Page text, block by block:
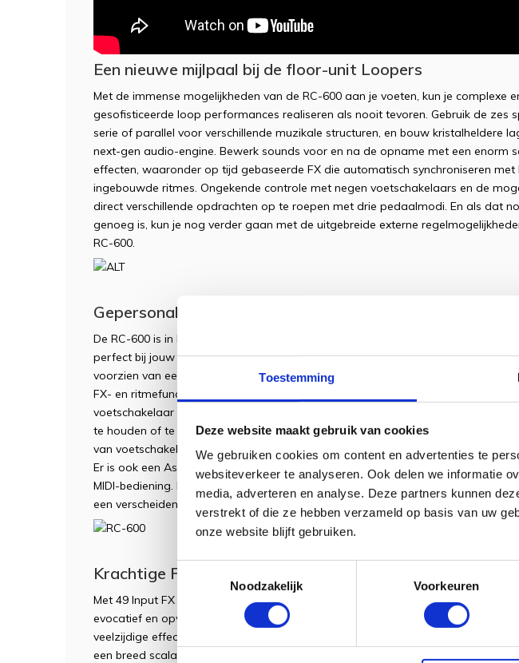
Toestemming
Deze website maakt gebruik van cookies
We gebruiken cookies om content en advertenties te
websiteverkeer te analyseren. Ook delen we informatie
media, adverteren en analyse. Deze partners kunnen
verstrekt of die ze hebben verzameld op basis van uw
onze website blijft gebruiken.
Toestemmingsselectie
Noodzakelijk
Voorkeuren
Een nieuwe mijlpaal bij de floor-unit Loopers
Met de immense mogelijkheden van de RC-600 aan je voeten, kun je complexe
gesofisticeerde loop performances realiseren als nooit tevoren. Gebruik de zes
serie of parallel voor verschillende muzikale structuren, en bouw kristalheldere
next-gen audio-engine. Bewerk sounds voor en na de opname met een enorm
effecten, waaronder op tijd gebaseerde FX die automatisch synchroniseren met
ingebouwde ritmes. Ongekende controle met negen voetschakelaars en de
direct verschillende opdrachten op te roepen met drie pedaalmodi. En als dat
genoeg is, kun je nog verder gaan met de uitgebreide externe
RC-600.
Gepersonaliseerde bediening
De RC-600 is in hoge mate aanpasbaar, zodat je de looper zo kunt configureren
perfect bij jouw persoonlijke workflow past. De voetschakelaars en pedaalmodi
voorzien van een groot aantal toewijsbare CTL-parameters, waaronder track-
FX- en ritmefuncties, tap-tempo en nog veel meer. In sommige gevallen kun je
voetschakelaar gebruiken om verschillende functies te activeren door ze in te
te houden of te dubbelklikken. Twee control jacks zijn ook beschikbaar voor het
van voetschakelaars of expressiepedalen, en elk heeft zijn eigen specifieke set
Er is ook een Assign-functie om 16 verschillende controls in te stellen voor
MIDI-bediening. En met zeven top-level schermvariaties kun je realtime feedback
een verscheidenheid aan huidige bewerkingen.
Krachtige FX voor geïnspireerde performances
Met 49 Input FX en 53 Track FX om uit te kiezen, zullen je RC-600-performances
evocatief en opwindend zijn. Er is een wereld aan klankkleuren beschikbaar,
veelzijdige effecten uit de uitgebreide BOSS-bibliotheek, een gitaar-naar-bas
een breed scala aan krachtige vocal FX. De Track FX omvatten ook coole